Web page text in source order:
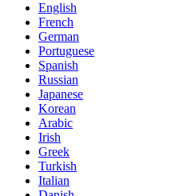
English
French
German
Portuguese
Spanish
Russian
Japanese
Korean
Arabic
Irish
Greek
Turkish
Italian